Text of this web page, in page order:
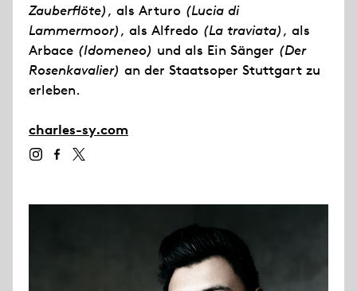
Zauberflöte), als Arturo (Lucia di
Lammermoor), als Alfredo (La traviata), als
Arbace (Idomeneo) und als Ein Sänger (Der
Rosenkavalier) an der Staatsoper Stuttgart zu
erleben.
charles-sy.com